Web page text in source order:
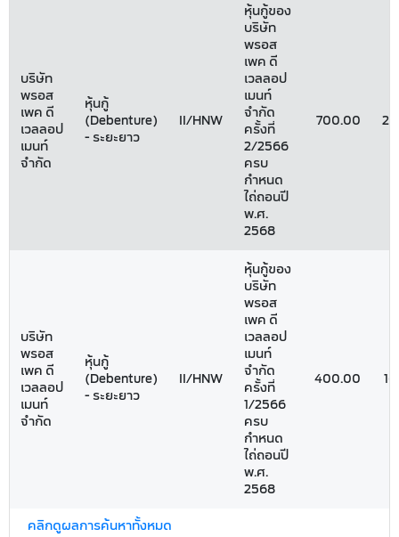
บริษัท
พรอส
เพค ดี
เวลลอป
เมนท์
จำกัด
หุ้นกู้
(Debenture)
- ระยะยาว
II/HNW
หุ้นกู้ของ
บริษัท
พรอส
เพค ดี
เวลลอป
เมนท์
จำกัด
ครั้งที่
2/2566
ครบ
กำหนด
ไถ่ถอนปี
พ.ศ.
2568
700.00
บริษัท
พรอส
เพค ดี
เวลลอป
เมนท์
จำกัด
หุ้นกู้
(Debenture)
- ระยะยาว
II/HNW
หุ้นกู้ของ
บริษัท
พรอส
เพค ดี
เวลลอป
เมนท์
จำกัด
ครั้งที่
1/2566
ครบ
กำหนด
ไถ่ถอนปี
พ.ศ.
2568
400.00
คลิกดูผลการค้นหาทั้งหมด